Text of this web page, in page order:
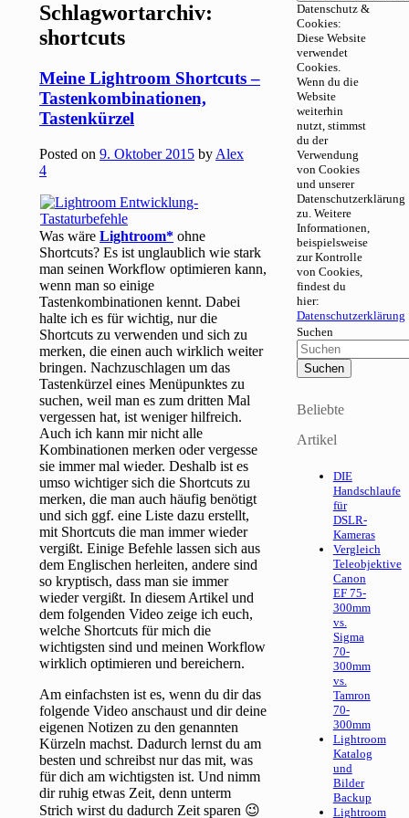
Schlagwortarchiv:
shortcuts
Meine Lightroom Shortcuts –
Tastenkombinationen,
Tastenkürzel
Posted on9. Oktober 2015 by Alex
4
Was wäreLightroom
ohne
Shortcuts? Es ist unglaublich wie stark
man seinen Workflow optimieren kann,
wenn man so einige
Tastenkombinationen kennt. Dabei
halte ich es für wichtig, nur die
Shortcuts zu verwenden und sich zu
merken, die einen auch wirklich weiter
bringen. Nachzuschlagen um das
Tastenkürzel eines Menüpunktes zu
suchen, weil man es zum dritten Mal
vergessen hat, ist weniger hilfreich.
Auch ich kann mir nicht alle
Kombinationen merken oder vergesse
sie immer mal wieder. Deshalb ist es
umso wichtiger sich die Shortcuts zu
merken, die man auch häufig benötigt
und sich ggf. eine Liste dazu erstellt,
mit Shortcuts die man immer wieder
vergißt. Einige Befehle lassen sich aus
dem Englischen herleiten, andere sind
so kryptisch, dass man sie immer
wieder vergißt. In diesem Artikel und
dem folgenden Video zeige ich euch,
welche Shortcuts für mich die
wichtigsten sind und meinen Workflow
wirklich optimieren und bereichern.
Am einfachsten ist es, wenn du dir das
folgende Video anschaust und dir deine
eigenen Notizen zu den genannten
Kürzeln machst. Dadurch lernst du am
besten und schreibst nur das mit, was
für dich am wichtigsten ist. Und nimm
dir ruhig etwas Zeit, denn unterm
Strich wirst du dadurch Zeit sparen 😉
Datenschutz &
Cookies:
Diese Website
verwendet
Cookies.
Wenn du die
Website
weiterhin
nutzt, stimmst
du der
Verwendung
von Cookies
und unserer
Datenschutzerklärung
zu. Weitere
Informationen,
beispielsweise
zur Kontrolle
von Cookies,
findest du
hier:
Datenschutzerklärung
Suchen
Beliebte
Artikel
DIE
Handschlaufe
für
DSLR-
Kameras
Vergleich
Teleobjektive
Canon
EF 75-
300mm
vs.
Sigma
70-
300mm
vs.
Tamron
70-
300mm
Lightroom
Katalog
und
Bilder
Backup
Lightroom